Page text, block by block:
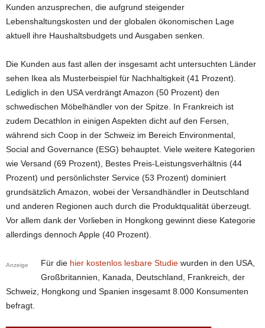
Kunden anzusprechen, die aufgrund steigender
Lebenshaltungskosten und der globalen ökonomischen Lage
aktuell ihre Haushaltsbudgets und Ausgaben senken.
Die Kunden aus fast allen der insgesamt acht untersuchten Länder
sehen Ikea als Musterbeispiel für Nachhaltigkeit (41 Prozent).
Lediglich in den USA verdrängt Amazon (50 Prozent) den
schwedischen Möbelhändler von der Spitze. In Frankreich ist
zudem Decathlon in einigen Aspekten dicht auf den Fersen,
während sich Coop in der Schweiz im Bereich Environmental,
Social and Governance (ESG) behauptet. Viele weitere Kategorien
wie Versand (69 Prozent), Bestes Preis-Leistungsverhältnis (44
Prozent) und persönlichster Service (53 Prozent) dominiert
grundsätzlich Amazon, wobei der Versandhändler in Deutschland
und anderen Regionen auch durch die Produktqualität überzeugt.
Vor allem dank der Vorlieben in Hongkong gewinnt diese Kategorie
allerdings dennoch Apple (40 Prozent).
Anzeige Für die hier kostenlos lesbare Studie wurden in den USA,
Großbritannien, Kanada, Deutschland, Frankreich, der
Schweiz, Hongkong und Spanien insgesamt 8.000 Konsumenten
befragt.